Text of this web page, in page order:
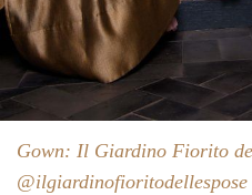
Gown: Il Giardino Fiorito
@ilgiardinofioritodellespose